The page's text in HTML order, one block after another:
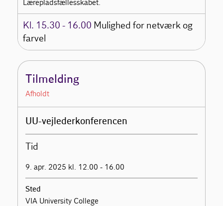
Lærepladsfællesskabet.
Kl. 15.30 - 16.00 Mulighed for netværk og
farvel
Tilmelding
Afholdt
UU-vejlederkonferencen
Tid
9. apr. 2025 kl. 12.00 - 16.00
Sted
VIA University College